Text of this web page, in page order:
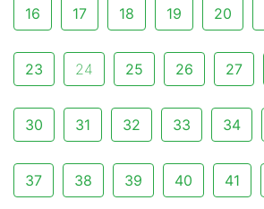
16 17 18 19 20
23 24 25 26 27
30 31 32 33 34
37 38 39 40 41